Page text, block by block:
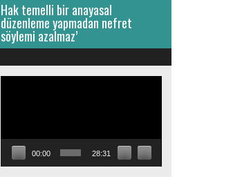
Hak temelli bir anayasal
düzenleme yapmadan nefret
söylemi azalmaz’
00:00 28:31